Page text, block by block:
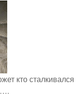
кто сталкивался
….